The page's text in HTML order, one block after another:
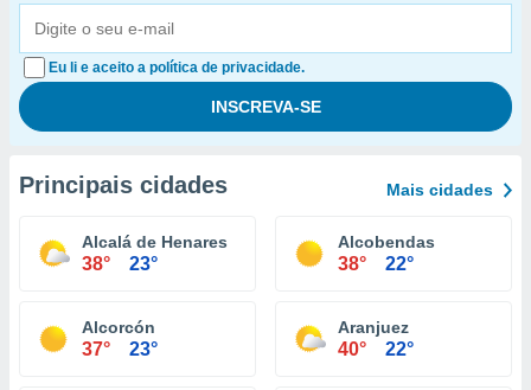
Eu li e aceito a política de privacidade.
Principais cidades Mais cidades
Alcalá de Henares
38° 23°
Alcobendas
38° 22°
Alcorcón
37° 23°
Aranjuez
40° 22°